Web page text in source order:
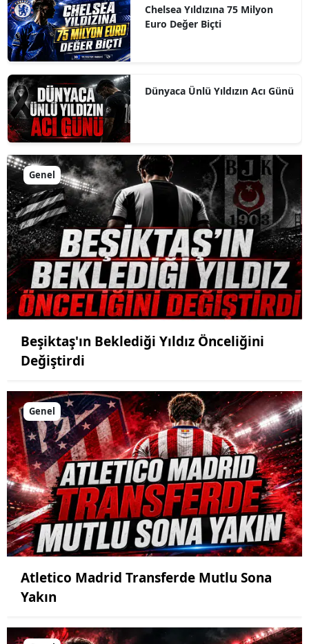
Chelsea Yıldızına 75 Milyon
Euro Değer Biçti
Dünyaca Ünlü Yıldızın Acı Günü
Genel
Beşiktaş'ın Beklediği Yıldız Önceliğini
Değiştirdi
Genel
Atletico Madrid Transferde Mutlu Sona
Yakın